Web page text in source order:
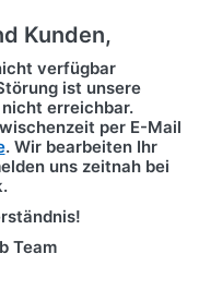
Kunden,
verfügbar
ist unsere
erreichbar.
per E-Mail
. Wir bearbeiten Ihr
uns zeitnah bei
Team